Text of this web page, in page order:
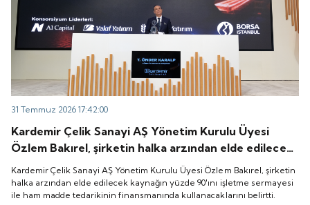
31 Temmuz 2026 17:42:00
Kardemir Çelik Sanayi AŞ Yönetim Kurulu Üyesi
Özlem Bakırel, şirketin halka arzından elde edilecek
kaynağın yüzde 90'ını işletme sermayesi ile ham
madde tedarikinin finansmanında kullanacaklarını
belirtti.
Kardemir Çelik Sanayi AŞ Yönetim Kurulu Üyesi Özlem Bakırel, şirketin
halka arzından elde edilecek kaynağın yüzde 90'ını işletme sermayesi
ile ham madde tedarikinin finansmanında kullanacaklarını belirtti.